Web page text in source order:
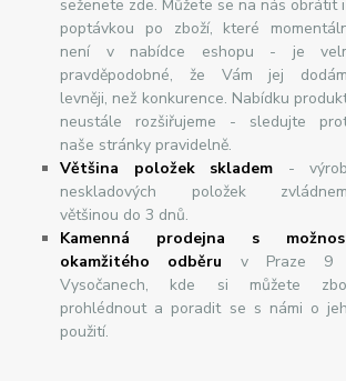
seženete zde. Můžete se na nás obrátit
poptávkou po zboží, které
není v nabídce eshopu - je
pravděpodobné, že Vám jej
levněji, než konkurence. Nabídku
neustále rozšiřujeme - sledujte
naše stránky pravidelně.
Většina položek skladem -
neskladových položek
většinou do 3 dnů.
Kamenná prodejna s
okamžitého odběru v Praze 9
Vysočanech, kde si můžete
prohlédnout a poradit se s námi o
použití.